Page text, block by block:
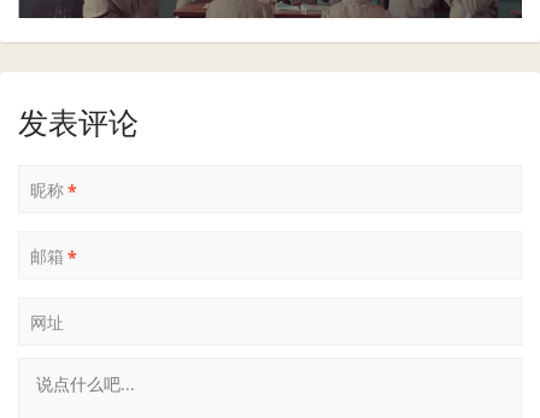
发表评论
昵称*
邮箱 *
网址